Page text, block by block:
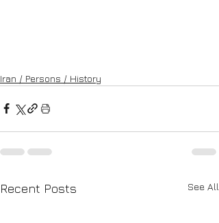
Iran / Persons / History
Recent Posts See All